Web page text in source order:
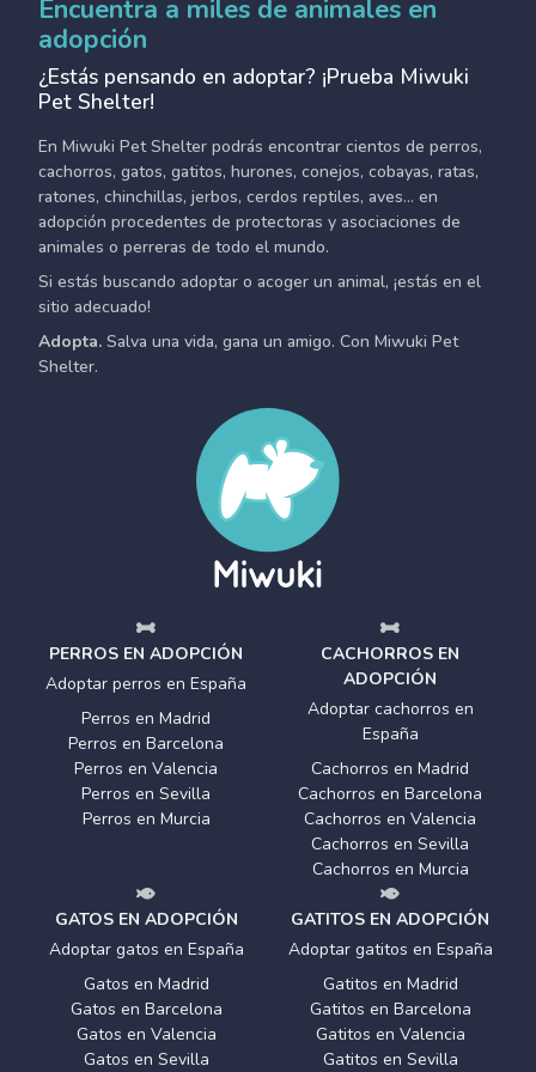
Encuentra a miles de animales en
adopción
¿Estás pensando en adoptar? ¡Prueba Miwuki
Pet Shelter!
En Miwuki Pet Shelter podrás encontrar cientos de perros,
cachorros, gatos, gatitos, hurones, conejos, cobayas, ratas,
ratones, chinchillas, jerbos, cerdos reptiles, aves... en
adopción procedentes de protectoras y asociaciones de
animales o perreras de todo el mundo.
Si estás buscando adoptar o acoger un animal, ¡estás en el
sitio adecuado!
Adopta. Salva una vida, gana un amigo. Con Miwuki Pet
Shelter.
PERROS EN ADOPCIÓN
Adoptar perros en España
Perros en Madrid
Perros en Barcelona
Perros en Valencia
Perros en Sevilla
Perros en Murcia
CACHORROS EN
ADOPCIÓN
Adoptar cachorros en
España
Cachorros en Madrid
Cachorros en Barcelona
Cachorros en Valencia
Cachorros en Sevilla
Cachorros en Murcia
GATOS EN ADOPCIÓN
Adoptar gatos en España
Gatos en Madrid
Gatos en Barcelona
Gatos en Valencia
Gatos en Sevilla
GATITOS EN ADOPCIÓN
Adoptar gatitos en España
Gatitos en Madrid
Gatitos en Barcelona
Gatitos en Valencia
Gatitos en Sevilla